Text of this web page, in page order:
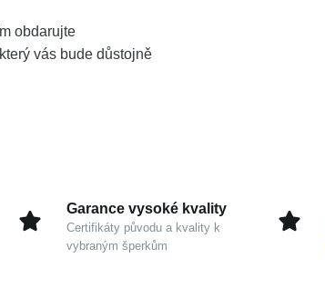
obdarujte
vás bude důstojně
Garance vysoké kvality
Certifikáty původu a kvality k
vybraným šperkům